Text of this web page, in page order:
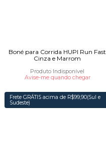
Boné para Corrida HUPI Run Fast
Cinza e Marrom
Produto Indisponível
Avise-me quando chegar
Frete GRÁTIS acima de R$99,90(Sul e
Sudeste)